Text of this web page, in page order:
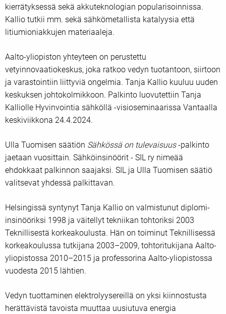
kierrätyksessä sekä akkuteknologian popularisoinnissa.
Kallio tutkii mm. sekä sähkömetallista katalyysia että
litiumioniakkujen materiaaleja.
Aalto-yliopiston yhteyteen on perustettu
vetyinnovaatiokeskus, joka ratkoo vedyn tuotantoon, siirtoon
ja varastointiin liittyviä ongelmia. Tanja Kallio kuuluu uuden
keskuksen johtokolmikkoon. Palkinto luovutettiin Tanja
Kalliolle Hyvinvointia sähköllä -visioseminaarissa Vantaalla
keskiviikkona 24.4.2024.
Ulla Tuomisen säätiön Sähkössä on tulevaisuus-palkinto
jaetaan vuosittain. Sähköinsinöörit - SIL ry nimeää
ehdokkaat palkinnon saajaksi. SIL ja Ulla Tuomisen säätiö
valitsevat yhdessä palkittavan.
Helsingissä syntynyt Tanja Kallio on valmistunut diplomi-
insinööriksi 1998 ja väitellyt tekniikan tohtoriksi 2003
Teknillisestä korkeakoulusta. Hän on toiminut Teknillisessä
korkeakoulussa tutkijana 2003–2009, tohtoritukijana Aalto-
yliopistossa 2010–2015 ja professorina Aalto-yliopistossa
vuodesta 2015 lähtien.
Vedyn tuottaminen elektrolyysereillä on yksi kiinnostusta
herättävistä tavoista muuttaa uusiutuva energia